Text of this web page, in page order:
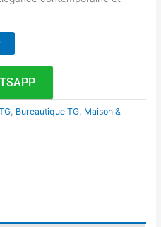
Bureautique TG Maison &